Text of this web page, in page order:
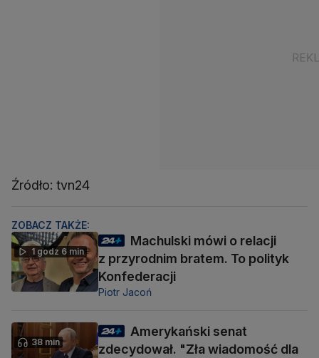
Źródło: tvn24
ZOBACZ TAKŻE:
1 godz 6 min
Machulski mówi o relacji
z przyrodnim bratem. To polityk
Konfederacji
Piotr Jacoń
38 min
Amerykański senat
zdecydował. "Zła wiadomość dla